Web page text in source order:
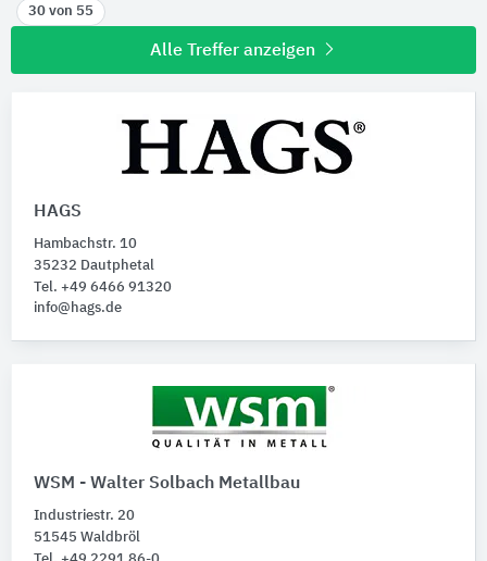
30 von 55
Alle Treffer anzeigen
HAGS
Hambachstr. 10
35232 Dautphetal
Tel. +49 6466 91320
info@hags.de
WSM - Walter Solbach Metallbau
Industriestr. 20
51545 Waldbröl